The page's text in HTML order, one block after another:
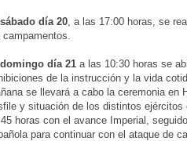
día 20 , a las 17:00 horas, se
campamentos.
día 21 a las 10:30 horas se
de la instrucción y la vida
se llevará a cabo la ceremonia en
y situación de los distintos
horas con el avance Imperial,
para continuar con el ataque de